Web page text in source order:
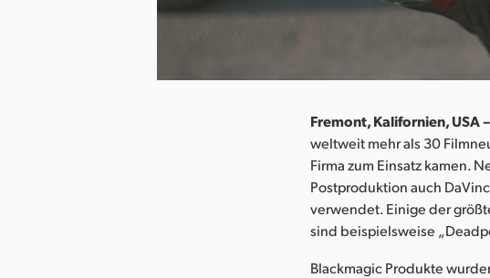
Fremont, Kalifornien, USA
weltweit mehr als 30
Firma zum Einsatz kamen.
Postproduktion auch
verwendet. Einige der
sind beispielsweise
Blackmagic Produkte